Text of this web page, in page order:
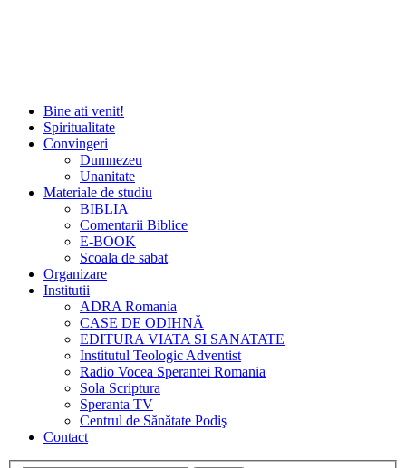
Bine ati venit!
Spiritualitate
Convingeri
Dumnezeu
Unanitate
Materiale de studiu
BIBLIA
Comentarii Biblice
E-BOOK
Scoala de sabat
Organizare
Institutii
ADRA Romania
CASE DE ODIHNĂ
EDITURA VIATA SI SANATATE
Institutul Teologic Adventist
Radio Vocea Sperantei Romania
Sola Scriptura
Speranta TV
Centrul de Sănătate Podiş
Contact